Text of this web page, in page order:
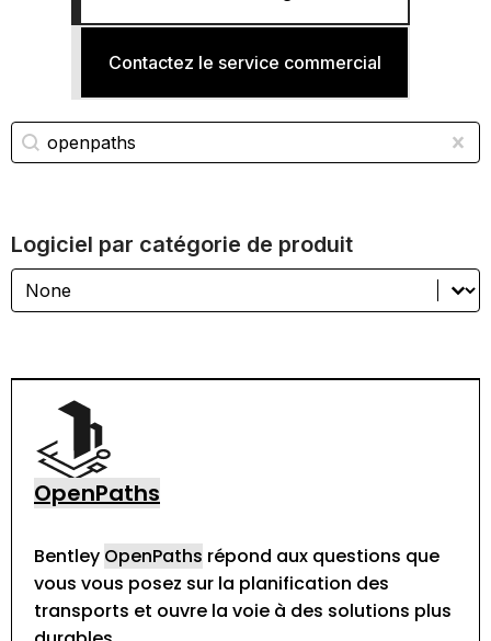
Contactez le service commercial
Recherche de logiciel
Rechercher du contenu
Logiciel par catégorie de produit
Logiciel par catégorie de produit
Logiciel par catégorie de produit
OpenPaths
Bentley OpenPaths répond aux questions que
vous vous posez sur la planification des
transports et ouvre la voie à des solutions plus